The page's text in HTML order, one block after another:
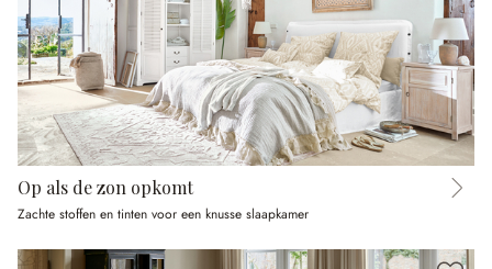
Op als de zon opkomt
Zachte stoffen en tinten voor een knusse slaapkamer